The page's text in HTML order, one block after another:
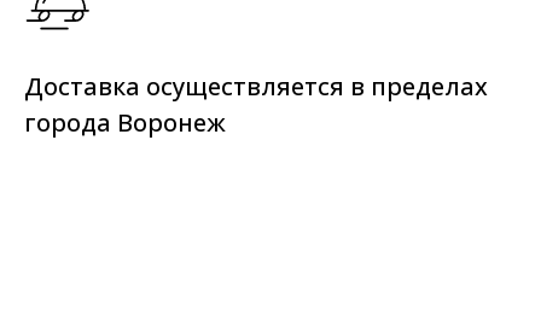
Доставка осуществляется в пределах
города Воронеж